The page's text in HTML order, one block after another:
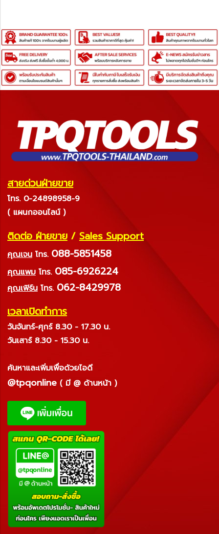
สายด่วนฝ่ายขาย
โทร. 0-24898958-9
( แผนกออนไลน์ )
ติดต่อ ฝ่ายขาย / Sales Support
คุณเจน โทร. 088-5851458
คุณแพม โทร. 085-6926224
คุณเฟิร์น โทร. 062-8429978
เวลาเปิดทำการ
วันจันทร์-ศุกร์ 8.30 - 17.30 น.
วันเสาร์ 8.30 - 15.30 น.
ค้นหาและเพิ่มเพื่อด้วยไอดี
@tpqonline ( มี @ ด้านหน้า )